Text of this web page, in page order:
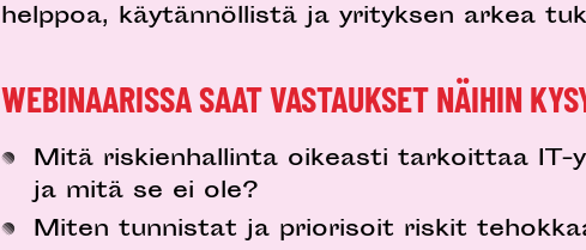
helppoa, käytännöllistä ja yrityksen arkea
WEBINAARISSA SAAT VASTAUKSET NÄIHIN
Mitä riskienhallinta oikeasti tarkoittaa IT-
ja mitä se ei ole?
Miten tunnistat ja priorisoit riskit